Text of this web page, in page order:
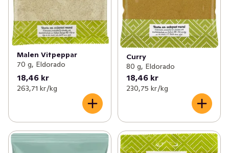
Malen Vitpeppar
70 g, Eldorado
18,46 kr
263,71 kr /kg
Curry
80 g, Eldorado
18,46 kr
230,75 kr /kg